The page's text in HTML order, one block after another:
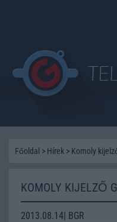
Főoldal > Hírek > Komoly
KOMOLY KIJELZŐ
2013.08.14| BGR